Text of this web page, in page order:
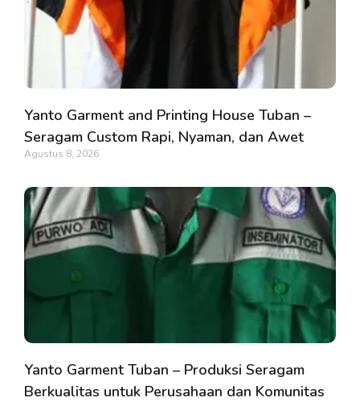
Yanto Garment and Printing House Tuban –
Seragam Custom Rapi, Nyaman, dan Awet
Agustus 8, 2026
Yanto Garment Tuban – Produksi Seragam
Berkualitas untuk Perusahaan dan Komunitas